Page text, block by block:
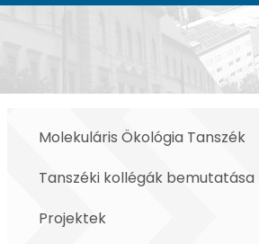
Bedics Anna
Molekuláris Ökológia Tanszék
Tanszéki kollégák bemutatása
Projektek